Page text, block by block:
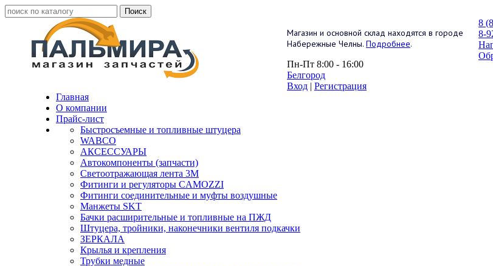
Магазин и основной склад находятся в городе
Набережные Челны. Подробнее.
Пн-Пт 8:00 - 16:00
Белгород
Вход | Регистрация
8
8-
Главная
О компании
Прайс-лист
Быстросъемные и топливные штуцера
WABCO
АКСЕССУАРЫ
Автокомпоненты (запчасти)
Светоотражающая лента 3М
Фитинги и регуляторы CAMOZZI
Фитинги соединительные и муфты воздушные
Манжеты SKT
Бачки расширительные и топливные на ПЖД
Штуцера, тройники, наконечники вентиля подкачки
ЗЕРКАЛА
Крылья и крепления
Трубки медные